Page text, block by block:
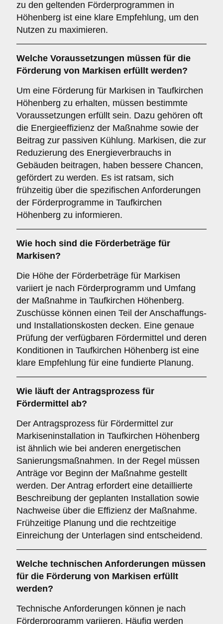
zu den geltenden Förderprogrammen in
Höhenberg ist eine klare Empfehlung, um den
Nutzen zu maximieren.
Welche Voraussetzungen müssen für die
Förderung von Markisen erfüllt werden?
Um eine Förderung für Markisen in Taufkirchen
Höhenberg zu erhalten, müssen bestimmte
Voraussetzungen erfüllt sein. Dazu gehören oft
die Energieeffizienz der Maßnahme sowie der
Beitrag zur passiven Kühlung. Markisen, die zur
Reduzierung des Energieverbrauchs in
Gebäuden beitragen, haben bessere Chancen,
gefördert zu werden. Es ist ratsam, sich
frühzeitig über die spezifischen Anforderungen
der Förderprogramme in Taufkirchen
Höhenberg zu informieren.
Wie hoch sind die Förderbeträge für
Markisen?
Die Höhe der Förderbeträge für Markisen
variiert je nach Förderprogramm und Umfang
der Maßnahme in Taufkirchen Höhenberg.
Zuschüsse können einen Teil der Anschaffungs-
und Installationskosten decken. Eine genaue
Prüfung der verfügbaren Fördermittel und deren
Konditionen in Taufkirchen Höhenberg ist eine
klare Empfehlung für eine fundierte Planung.
Wie läuft der Antragsprozess für
Fördermittel ab?
Der Antragsprozess für Fördermittel zur
Markiseninstallation in Taufkirchen Höhenberg
ist ähnlich wie bei anderen energetischen
Sanierungsmaßnahmen. In der Regel müssen
Anträge vor Beginn der Maßnahme gestellt
werden. Der Antrag erfordert eine detaillierte
Beschreibung der geplanten Installation sowie
Nachweise über die Effizienz der Maßnahme.
Frühzeitige Planung und die rechtzeitige
Einreichung der Unterlagen sind entscheidend.
Welche technischen Anforderungen müssen
für die Förderung von Markisen erfüllt
werden?
Technische Anforderungen können je nach
Förderprogramm variieren. Häufig werden